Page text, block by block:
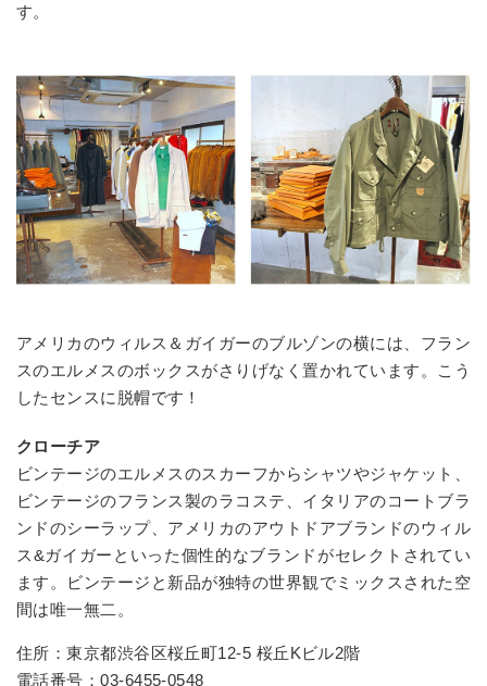
す。
アメリカのウィルス＆ガイガーのブルゾンの横には、フラン
スのエルメスのボックスがさりげなく置かれています。こう
したセンスに脱帽です！
クローチア
ビンテージのエルメスのスカーフからシャツやジャケット、
ビンテージのフランス製のラコステ、イタリアのコートブラ
ンドのシーラップ、アメリカのアウトドアブランドのウィル
ス&ガイガーといった個性的なブランドがセレクトされてい
ます。ビンテージと新品が独特の世界観でミックスされた空
間は唯一無二。
住所：東京都渋谷区桜丘町12-5 桜丘Kビル2階
電話番号：03-6455-0548